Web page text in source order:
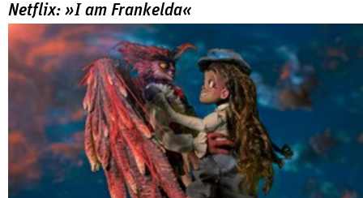
Netflix: »I am Frankelda«